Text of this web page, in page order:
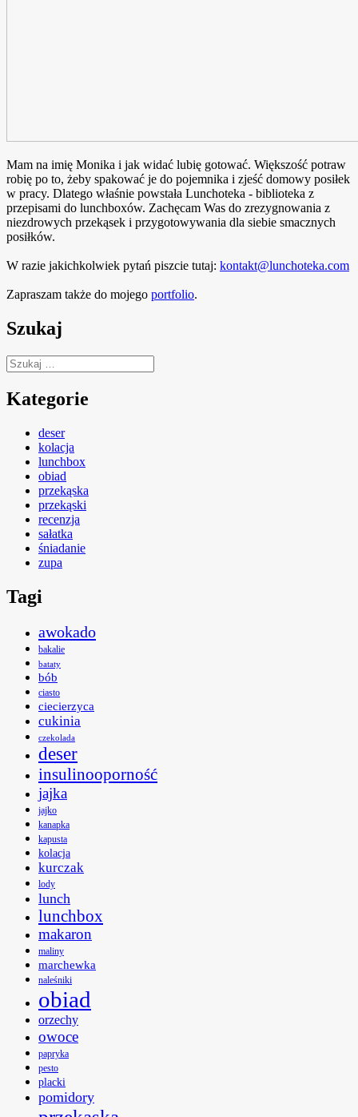
Mam na imię Monika i jak widać lubię gotować. Większość potraw
robię po to, żeby spakować je do pojemnika i zjeść domowy posiłek
w pracy. Dlatego właśnie powstała Lunchoteka - biblioteka z
przepisami do lunchboxów. Zachęcam Was do zrezygnowania z
niezdrowych przekąsek i przygotowywania dla siebie smacznych
posiłków.
W razie jakichkolwiek pytań piszcie tutaj: kontakt@lunchoteka.com
Zapraszam także do mojego portfolio.
Szukaj
Szukaj:
Kategorie
deser
kolacja
lunchbox
obiad
przekąska
przekąski
recenzja
sałatka
śniadanie
zupa
Tagi
awokado
bakalie
bataty
bób
ciasto
ciecierzyca
cukinia
czekolada
deser
insulinooporność
jajka
jajko
kanapka
kapusta
kolacja
kurczak
lody
lunch
lunchbox
makaron
maliny
marchewka
naleśniki
obiad
orzechy
owoce
papryka
pesto
placki
pomidory